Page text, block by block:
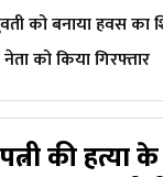
को बनाया हवस का
को किया गिरफ्तार
की हत्या